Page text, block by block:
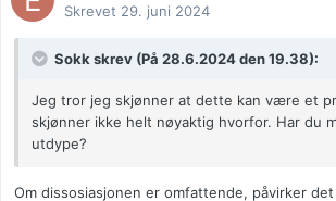
Skrevet 29. juni 2024
Sokk skrev (På 28.6.2024 den 19.38):
Jeg tror jeg skjønner at dette kan være et
skjønner ikke helt nøyaktig hvorfor. Har du
utdype?
Om dissosiasjonen er omfattende, påvirker